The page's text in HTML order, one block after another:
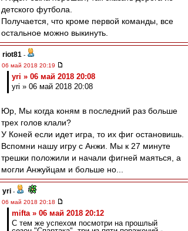
детского футбола.
Получается, что кроме первой команды, все
остальное можно выкинуть.
riot81 -
06 май 2018 20:19
yri » 06 май 2018 20:08
yri » 06 май 2018 20:08
Юр, Мы когда коням в последний раз больше
трех голов клали?
У Коней если идет игра, то их фиг остановишь.
Вспомни нашу игру с Анжи. Мы к 27 минуте
трешки положили и начали фигней маяться, а
могли Анжуйцам и больше но...
yri -
06 май 2018 20:18
mifta » 06 май 2018 20:12
С тем же успехом посмотри на прошлый